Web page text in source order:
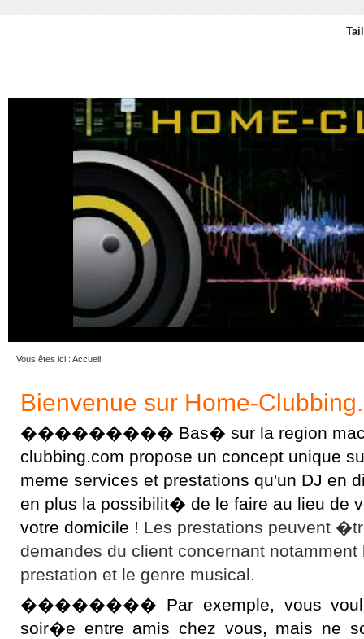
Vous êtes ici : Accueil
Bienvenue sur Home-
��������� Bas� sur la region
clubbing.com propose un concept unique
meme services et prestations qu'un DJ en
en plus la possibilit� de le faire au lieu de
votre domicile ! Les prestations peuvent
demandes du client concernant
prestation et le genre musical.
�������� Par exemple, vous
soir�e entre amis chez vous, mais ne